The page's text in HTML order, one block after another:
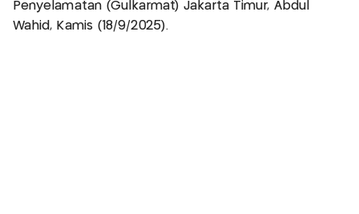
Penyelamatan (Gulkarmat) Jakarta Timur, Abdul
Wahid, Kamis (18/9/2025).